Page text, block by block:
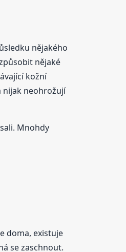
nějakého
nějaké
kožní
nijak neohrožují
Mnohdy
doma, existuje
se zaschnout.